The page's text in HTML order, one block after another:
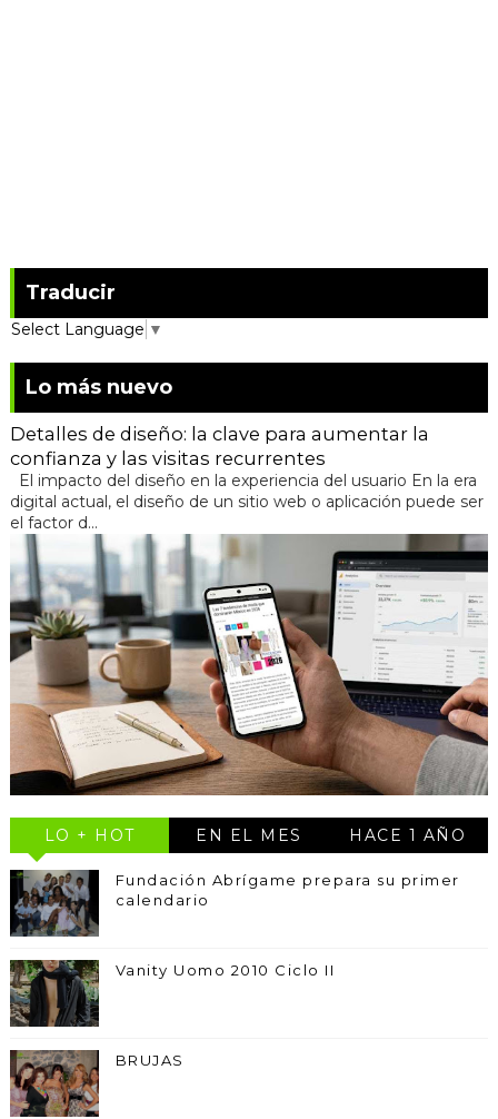
Traducir
Select Language ▼
Lo más nuevo
Detalles de diseño: la clave para aumentar la
confianza y las visitas recurrentes
El impacto del diseño en la experiencia del usuario En la era
digital actual, el diseño de un sitio web o aplicación puede ser
el factor d...
LO + HOT EN EL MES HACE 1 AÑO
Fundación Abrígame prepara su primer
calendario
Vanity Uomo 2010 Ciclo II
BRUJAS